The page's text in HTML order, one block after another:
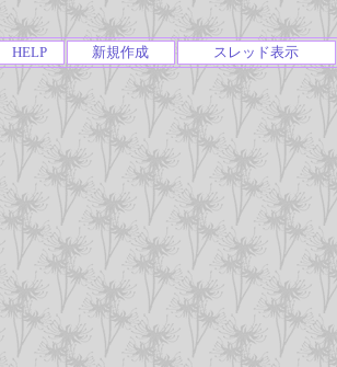
HELP 新規作成 スレッド表示